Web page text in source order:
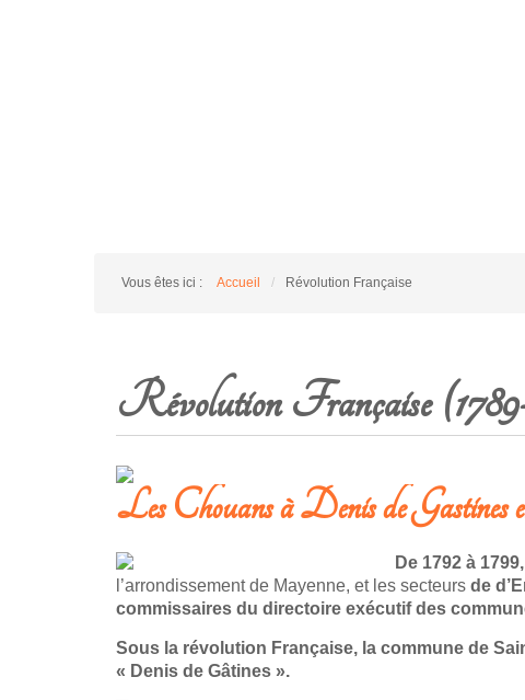
Vous êtes ici : Accueil / Révolution Française
Révolution Française
Les Chouans à Denis de
De 1792 à 1799,
l’arrondissement de Mayenne, et les secteurs de
commissaires du directoire exécutif des
Sous la révolution Française, la commune de
« Denis de Gâtines ».